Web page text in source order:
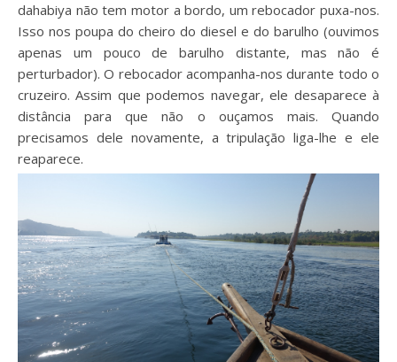
dahabiya não tem motor a bordo, um rebocador puxa-nos.
Isso nos poupa do cheiro do diesel e do barulho (ouvimos
apenas um pouco de barulho distante, mas não é
perturbador). O rebocador acompanha-nos durante todo o
cruzeiro. Assim que podemos navegar, ele desaparece à
distância para que não o ouçamos mais. Quando
precisamos dele novamente, a tripulação liga-lhe e ele
reaparece.